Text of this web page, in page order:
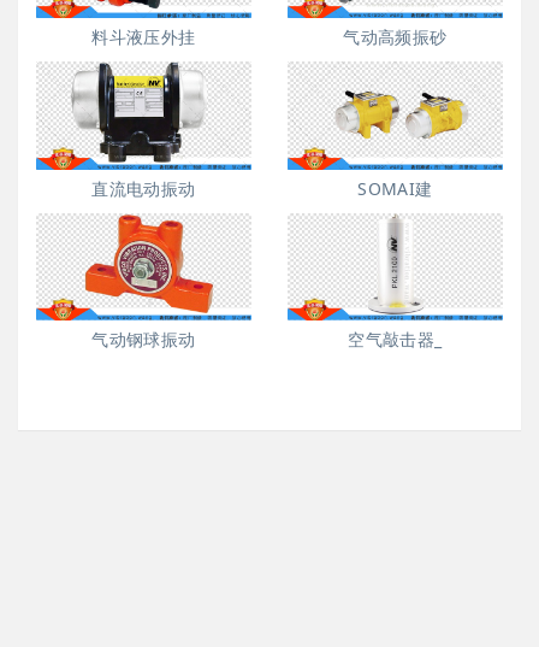
料斗液压外挂 气动高频振砂
直流电动振动 SOMAI建
气动钢球振动 空气敲击器_